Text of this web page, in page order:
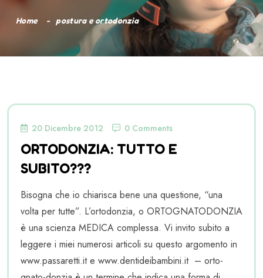
Home postura e ortodonzia
20 Dicembre 2012 0 Comments
ORTODONZIA: TUTTO E
SUBITO???
Bisogna che io chiarisca bene una questione, “una
volta per tutte”. L’ortodonzia, o ORTOGNATODONZIA
è una scienza MEDICA complessa. Vi invito subito a
leggere i miei numerosi articoli su questo argomento in
www.passaretti.it e www.dentideibambini.it – orto-